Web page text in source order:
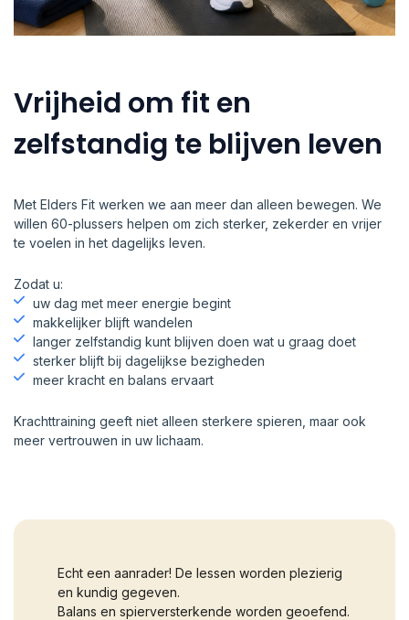
Vrijheid om fit en
zelfstandig te blijven leven
Met Elders Fit werken we aan meer dan alleen bewegen. We
willen 60-plussers helpen om zich sterker, zekerder en vrijer
te voelen in het dagelijks leven.
Zodat u:
uw dag met meer energie begint
makkelijker blijft wandelen
langer zelfstandig kunt blijven doen wat u graag doet
sterker blijft bij dagelijkse bezigheden
meer kracht en balans ervaart
Krachttraining geeft niet alleen sterkere spieren, maar ook
meer vertrouwen in uw lichaam.
Echt een aanrader! De lessen worden plezierig
en kundig gegeven.
Balans en spierversterkende worden geoefend.